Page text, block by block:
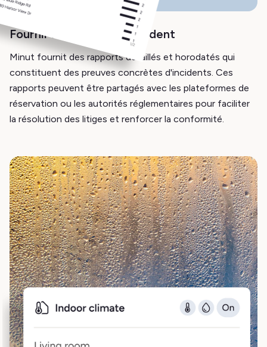
Fournir la preuve de l'incident
Minut fournit des rapports détaillés et horodatés qui
constituent des preuves concrètes d'incidents. Ces
rapports peuvent être partagés avec les plateformes de
réservation ou les autorités réglementaires pour faciliter
la résolution des litiges et renforcer la conformité.